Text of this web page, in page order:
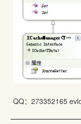
QQ：273352165